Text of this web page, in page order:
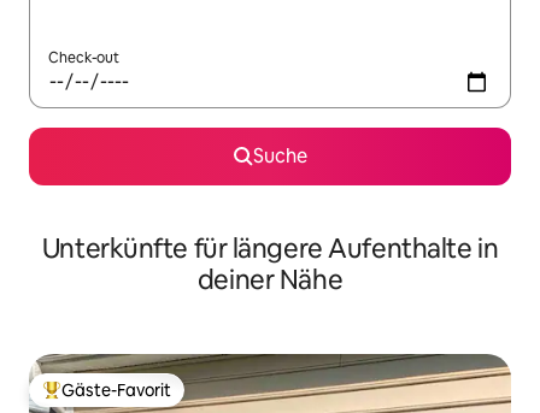
Check-out
Suche
Unterkünfte für längere Aufenthalte in
deiner Nähe
Beliebter Gäste-Favorit.
Gäste-Favorit